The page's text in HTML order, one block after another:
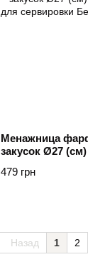
Менажница
закусок Ø27
479 грн
Назад 1 2